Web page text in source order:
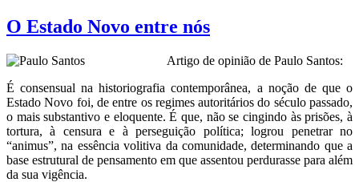
O Estado Novo entre nós
Artigo de opinião de Paulo Santos:
É consensual na historiografia contemporânea, a noção de que o
Estado Novo foi, de entre os regimes autoritários do século passado,
o mais substantivo e eloquente. É que, não se cingindo às prisões, à
tortura, à censura e à perseguição política; logrou penetrar no
“animus”, na essência volitiva da comunidade, determinando que a
base estrutural de pensamento em que assentou perdurasse para além
da sua vigência.